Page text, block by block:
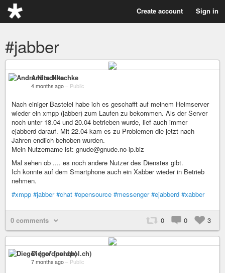
Create account Sign in
#jabber
Andre Nitschke
4 months ago – Public
Nach einiger Bastelei habe ich es geschafft auf meinem Heimserver
wieder ein xmpp (jabber) zum Laufen zu bekommen. Als der Server
noch unter 18.04 und 20.04 betrieben wurde, lief auch immer
ejabberd darauf. Mit 22.04 kam es zu Problemen die jetzt nach
Jahren endlich behoben wurden.
Mein Nutzername ist: gnude@gnude.no-ip.biz
Mal sehen ob .... es noch andere Nutzer des Dienstes gibt.
Ich konnte auf dem Smartphone auch ein Xabber wieder in Betrieb
nehmen.
#xmpp #jabber #chat #opensource #messenger #ejabberd #xabber
0 comments 0 0 3
Diego* (nerdpol.ch)
7 months ago – Public